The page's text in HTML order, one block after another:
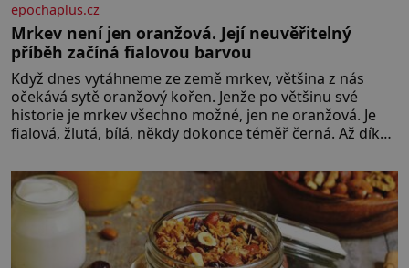
epochaplus.cz
Mrkev není jen oranžová. Její neuvěřitelný
příběh začíná fialovou barvou
Když dnes vytáhneme ze země mrkev, většina z nás
očekává sytě oranžový kořen. Jenže po většinu své
historie je mrkev všechno možné, jen ne oranžová. Je
fialová, žlutá, bílá, někdy dokonce téměř černá. Až díky
bez které si českou zahradu ani nedokážeme
představit. Její příběh je